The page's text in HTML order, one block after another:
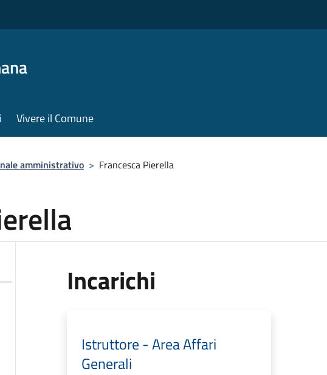
Vivere il Comune
amministrativo > Francesca Pierella
Incarichi
Istruttore - Area Affari
Generali